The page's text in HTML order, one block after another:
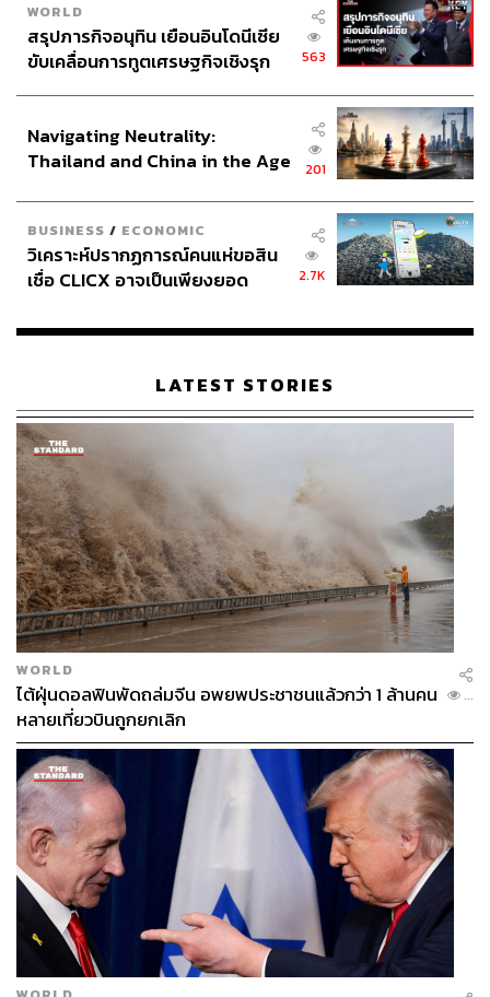
WORLD
สรุปภารกิจอนุทิน เยือนอินโดนีเซีย
ขับเคลื่อนการทูตเศรษฐกิจเชิงรุก
563
Navigating Neutrality:
Thailand and China in the Age
201
BUSINESS / ECONOMIC
วิเคราะห์ปรากฏการณ์คนแห่ขอสิน
เชื่อ CLICX อาจเป็นเพียงยอด
เรือนไทยที่ถูกซุกไว้
2.7K
LATEST STORIES
WORLD
ไต้ฝุ่นดอลฟินพัดถล่มจีน อพยพประชาชนแล้วกว่า 1 ล้านคน
หลายเที่ยวบินถูกยกเลิก
...